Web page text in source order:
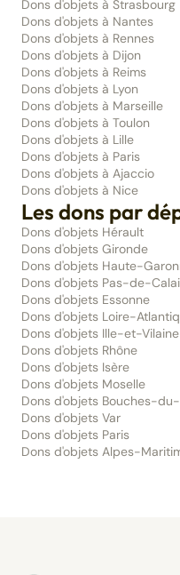
Dons d'objets à Strasbourg
Dons d'objets à Nantes
Dons d'objets à Rennes
Dons d'objets à Dijon
Dons d'objets à Reims
Dons d'objets à Lyon
Dons d'objets à Marseille
Dons d'objets à Toulon
Dons d'objets à Lille
Dons d'objets à Paris
Dons d'objets à Ajaccio
Dons d'objets à Nice
Les dons par
Dons d'objets Hérault
Dons d'objets Gironde
Dons d'objets Haute-
Dons d'objets Pas-de-
Dons d'objets Essonne
Dons d'objets Loire-
Dons d'objets Ille-et-Vilaine
Dons d'objets Rhône
Dons d'objets Isère
Dons d'objets Moselle
Dons d'objets Bouches-
Dons d'objets Var
Dons d'objets Paris
Dons d'objets Alpes-